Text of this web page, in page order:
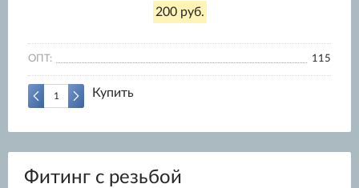
200 руб.
ОПТ: 115
Купить
Фитинг с резьбой